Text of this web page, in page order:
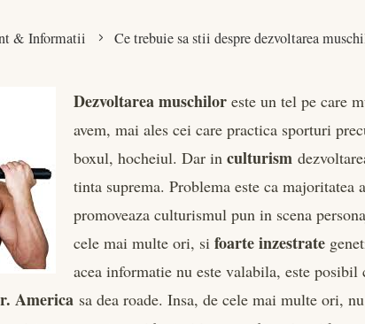
& Informatii Ce trebuie sa stii despre dezvoltarea
Dezvoltarea muschilor este un tel pe care
avem, mai ales cei care practica sporturi
boxul, hocheiul. Dar inculturism
tinta suprema. Problema este ca majoritatea
promoveaza culturismul pun in scena
cele mai multe ori, sifoarte inzestrate
acea informatie nu este valabila, este posibil
America sa dea roade. Insa, de cele mai multe ori,